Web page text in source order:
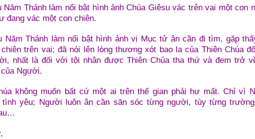
Năm Thánh làm nổi bật hình ảnh Chúa Giêsu vác trên vai một con
đang vác một con chiên.
Năm Thánh làm nổi bật hình ảnh vị Mục tử ân cần đi tìm, gặp
trên vai; đã nói lên lòng thương xót bao la của Thiên Chúa
nhất là đối với tội nhân được Thiên Chúa tha thứ và đem trở
Người.
không muốn bất cứ một ai trên thế gian phải hư mất. Chỉ vì
tình yêu; Người luôn ân cần săn sóc từng người, tùy từng